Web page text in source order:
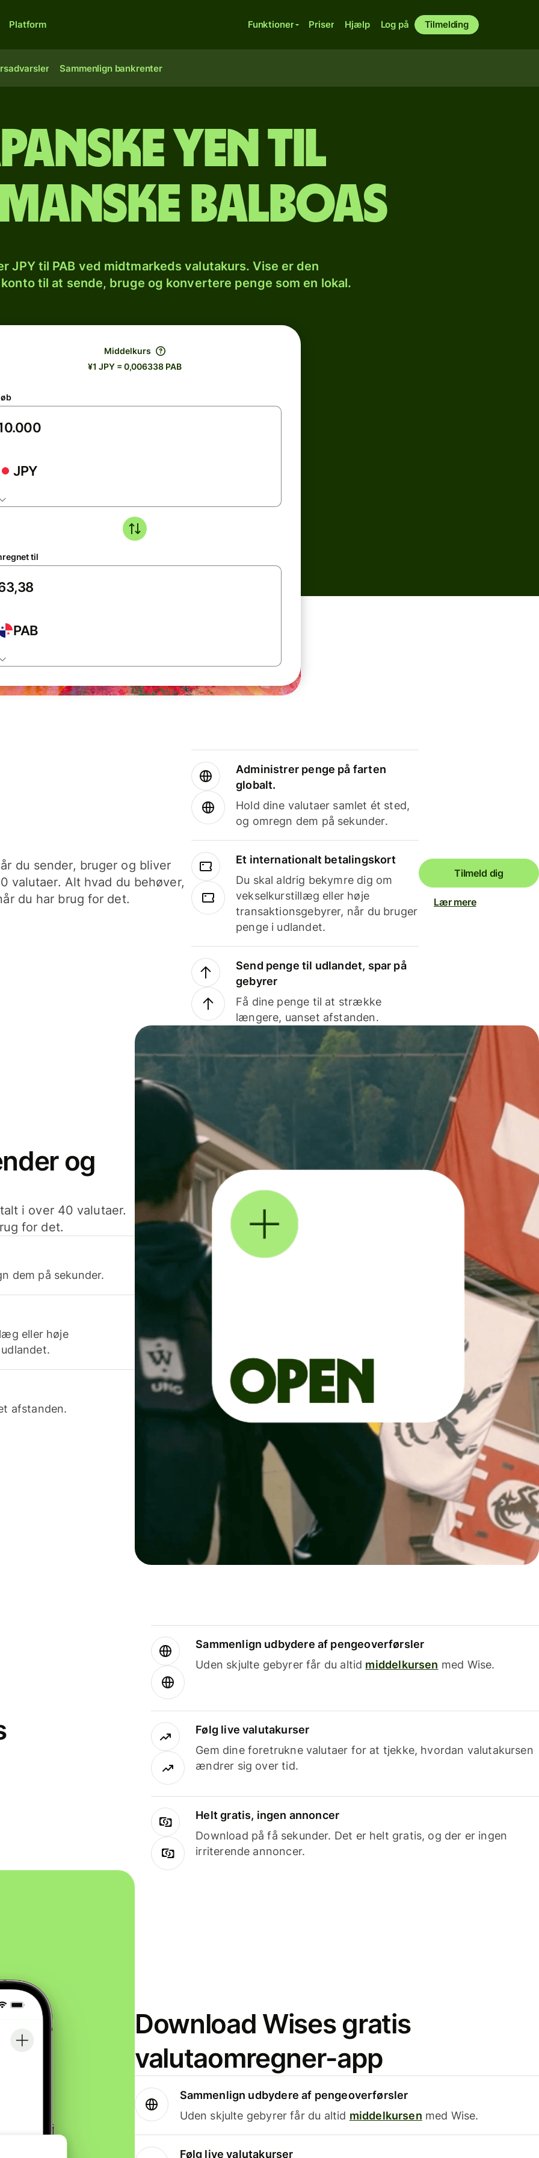
Platform Funktioner Priser Hjælp Log på Tilmelding
Sammenlign bankrenter
yen til
balboas
JPY til PAB ved midtmarkeds valutakurs. Vise er den
til at sende, bruge og konvertere penge som en lokal.
Middelkurs
¥1 JPY = 0,006338 PAB
JPY
til
PAB
du sender, bruger og bliver
valutaer. Alt hvad du behøver,
du har brug for det.
Administrer penge på farten
globalt.
Hold dine valutaer samlet ét sted,
og omregn dem på sekunder.
Et internationalt betalingskort
Du skal aldrig bekymre dig om
vekselkurstillæg eller høje
transaktionsgebyrer, når du bruger
penge i udlandet.
Send penge til udlandet, spar på
gebyrer
Få dine penge til at strække
længere, uanset afstanden.
Tilmeld dig
Lær mere
og
i over 40 valutaer.
for det.
dem på sekunder.
eller høje
afstanden.
Sammenlign udbydere af pengeoverførsler
Uden skjulte gebyrer får du altid middelkursen med Wise.
Følg live valutakurser
Gem dine foretrukne valutaer for at tjekke, hvordan valutakursen
ændrer sig over tid.
Helt gratis, ingen annoncer
Download på få sekunder. Det er helt gratis, og der er ingen
irriterende annoncer.
Download Wises gratis
valutaomregner-app
Sammenlign udbydere af pengeoverførsler
Uden skjulte gebyrer får du altid middelkursen med Wise.
Følg live valutakurser